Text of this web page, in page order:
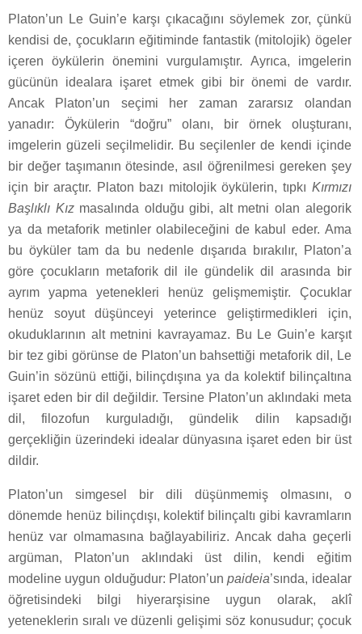
Platon’un Le Guin’e karşı çıkacağını söylemek zor, çünkü
kendisi de, çocukların eğitiminde fantastik (mitolojik) ögeler
içeren öykülerin önemini vurgulamıştır. Ayrıca, imgelerin
gücünün idealara işaret etmek gibi bir önemi de vardır.
Ancak Platon’un seçimi her zaman zararsız olandan
yanadır: Öykülerin “doğru” olanı, bir örnek oluşturanı,
imgelerin güzeli seçilmelidir. Bu seçilenler de kendi içinde
bir değer taşımanın ötesinde, asıl öğrenilmesi gereken şey
için bir araçtır. Platon bazı mitolojik öykülerin, tıpkı Kırmızı
Başlıklı Kız masalında olduğu gibi, alt metni olan alegorik
ya da metaforik metinler olabileceğini de kabul eder. Ama
bu öyküler tam da bu nedenle dışarıda bırakılır, Platon’a
göre çocukların metaforik dil ile gündelik dil arasında bir
ayrım yapma yetenekleri henüz gelişmemiştir. Çocuklar
henüz soyut düşünceyi yeterince geliştirmedikleri için,
okuduklarının alt metnini kavrayamaz. Bu Le Guin’e karşıt
bir tez gibi görünse de Platon’un bahsettiği metaforik dil, Le
Guin’in sözünü ettiği, bilinçdışına ya da kolektif bilinçaltına
işaret eden bir dil değildir. Tersine Platon’un aklındaki meta
dil, filozofun kurguladığı, gündelik dilin kapsadığı
gerçekliğin üzerindeki idealar dünyasına işaret eden bir üst
dildir.
Platon’un simgesel bir dili düşünmemiş olmasını, o
dönemde henüz bilinçdışı, kolektif bilinçaltı gibi kavramların
henüz var olmamasına bağlayabiliriz. Ancak daha geçerli
argüman, Platon’un aklındaki üst dilin, kendi eğitim
modeline uygun olduğudur: Platon’unpaideia’sında, idealar
öğretisindeki bilgi hiyerarşisine uygun olarak, aklî
yeteneklerin sıralı ve düzenli gelişimi söz konusudur; çocuk